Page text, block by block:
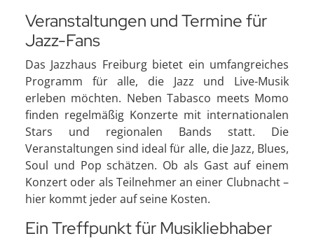
Veranstaltungen und Termine für
Jazz-Fans
Das Jazzhaus Freiburg bietet ein umfangreiches
Programm für alle, die Jazz und Live-Musik
erleben möchten. Neben Tabasco meets Momo
finden regelmäßig Konzerte mit internationalen
Stars und regionalen Bands statt. Die
Veranstaltungen sind ideal für alle, die Jazz, Blues,
Soul und Pop schätzen. Ob als Gast auf einem
Konzert oder als Teilnehmer an einer Clubnacht –
hier kommt jeder auf seine Kosten.
Ein Treffpunkt für Musikliebhaber